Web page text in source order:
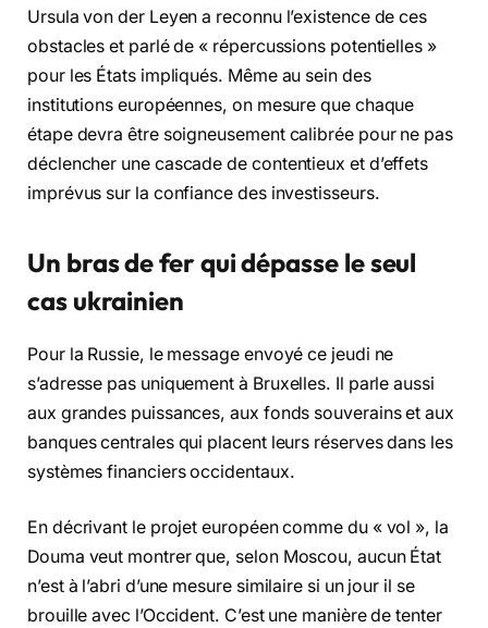
Ursula von der Leyen a reconnu l’existence de ces
obstacles et parlé de « répercussions potentielles »
pour les États impliqués. Même au sein des
institutions européennes, on mesure que chaque
étape devra être soigneusement calibrée pour ne pas
déclencher une cascade de contentieux et d’effets
imprévus sur la confiance des investisseurs.
Un bras de fer qui dépasse le seul
cas ukrainien
Pour la Russie, le message envoyé ce jeudi ne
s’adresse pas uniquement à Bruxelles. Il parle aussi
aux grandes puissances, aux fonds souverains et aux
banques centrales qui placent leurs réserves dans les
systèmes financiers occidentaux.
En décrivant le projet européen comme du « vol », la
Douma veut montrer que, selon Moscou, aucun État
n’est à l’abri d’une mesure similaire si un jour il se
brouille avec l’Occident. C’est une manière de tenter